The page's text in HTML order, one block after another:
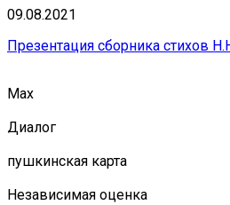
09.08.2021
Презентация сборника стихов
Мах
Диалог
пушкинская карта
Независимая оценка